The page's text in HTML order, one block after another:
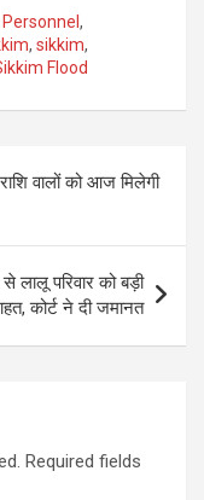
,
, sikkim,
Flood
वालों को आज मिलेगी
परिवार को बड़ी
कोर्ट ने दी जमानत
Required fields